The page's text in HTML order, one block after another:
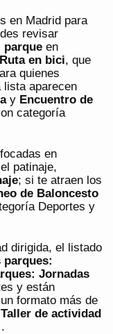
en Madrid para
revisar
parque en
en bici, que
quienes
lista aparecen
y Encuentro de
categoría
en
patinaje,
; si te atraen los
de Baloncesto
Deportes y
dirigida, el listado
parques:
Jornadas
y están
formato más de
Taller de actividad
.